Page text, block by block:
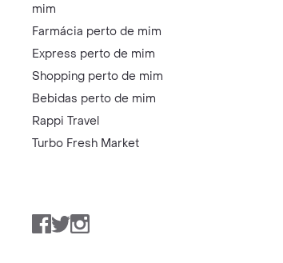
mim
Farmácia perto de mim
Express perto de mim
Shopping perto de mim
Bebidas perto de mim
Rappi Travel
Turbo Fresh Market
Facebook
TwitterInstagram